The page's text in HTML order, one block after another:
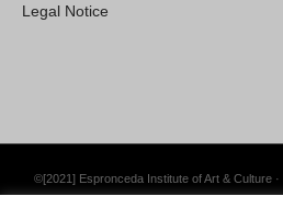
Legal Notice
©[2021] Espronceda Institute of Art & Culture ·